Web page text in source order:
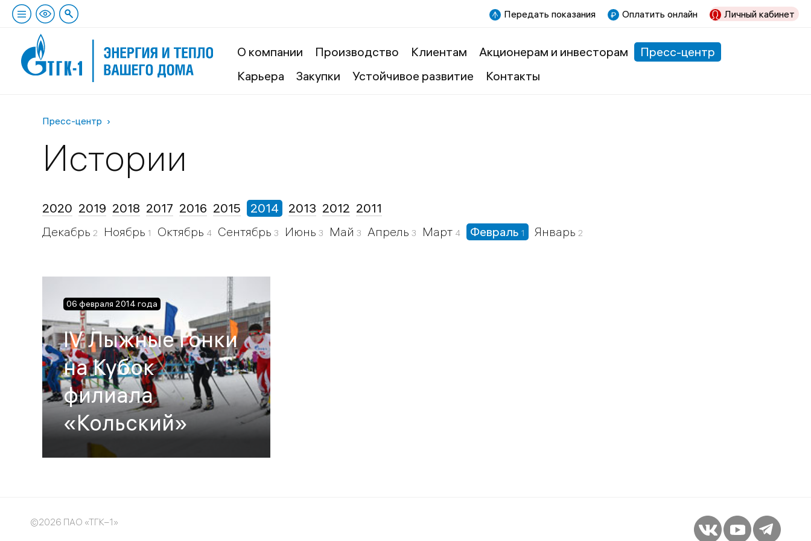
Передать показания Оплатить онлайн Личный кабинет
О компании Производство Клиентам Акционерам и инвесторам
Пресс-центр
Карьера
Закупки Устойчивое развитие Контакты
Пресс-центр
Истории
2020 2019 2018 2017 2016 2015
2014
Декабрь 2 Ноябрь 1 Октябрь 4 Сентябрь 3 Июнь 3 Май 3 Апрель 3 Март 4 Февраль 1 Январь 2
2013 2012 2011
06 февраля 2014 года
IV Лыжные гонки
на Кубок
филиала
«Кольский»
©2026 ПАО «ТГК–1»